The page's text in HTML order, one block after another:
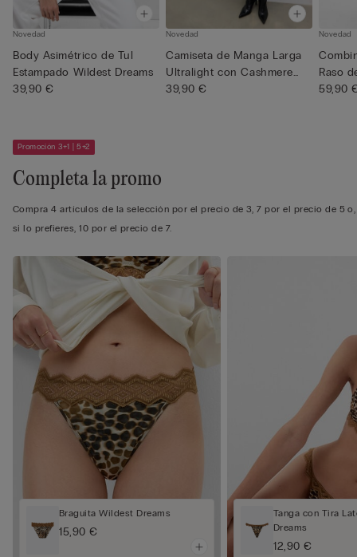
Novedad
Body Asimétrico de Tul
Estampado Wildest Dreams
39,90 €
Novedad
Camiseta de Manga Larga
Ultralight con Cashmere
Wi...
39,90 €
Novedad
Raso
59,90
Promoción 3+1 | 5+2
Completa la promo
Compra 4 artículos de la selección por el precio de 3, 7 por el precio de 5 o,
si lo prefieres, 10 por el precio de 7.
Braguita Wildest Dreams
15,90 €
Tanga con Tira
Dreams
12,90 €